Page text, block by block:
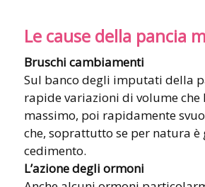
Le cause della pancia
Bruschi cambiamenti
Sul banco degli imputati della
rapide variazioni di volume che
massimo, poi rapidamente
che, soprattutto se per natura
cedimento.
L’azione degli ormoni